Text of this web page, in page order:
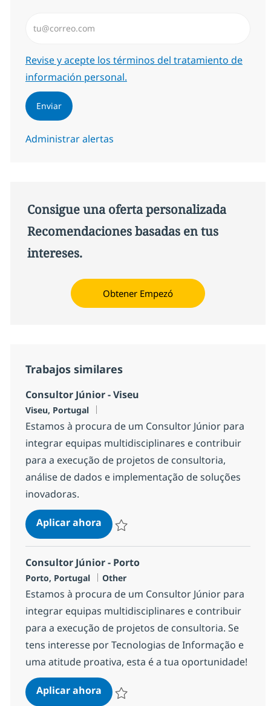
Required
Revise y acepte los términos del tratamiento de
información personal.
Enviar
Administrar alertas
Consigue una oferta personalizada
Recomendaciones basadas en tus
intereses.
Obtener Empezó
Trabajos similares
Consultor Júnior - Viseu
Ubicación
Viseu, Portugal
Estamos à procura de um Consultor Júnior para
integrar equipas multidisciplinares e contribuir
para a execução de projetos de consultoria,
análise de dados e implementação de soluções
inovadoras.
Aplicar ahoraConsultor Júnior - Viseu
Consultor Júnior - Porto
Ubicación
Porto, Portugal Categoría
Other
Estamos à procura de um Consultor Júnior para
integrar equipas multidisciplinares e contribuir
para a execução de projetos de consultoria. Se
tens interesse por Tecnologias de Informação e
uma atitude proativa, esta é a tua oportunidade!
Aplicar ahoraConsultor Júnior - Porto